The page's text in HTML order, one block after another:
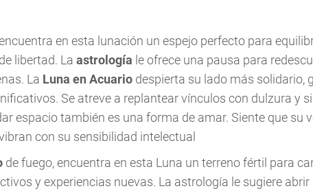
en esta lunación un espejo perfecto para
libertad. La astrología le ofrece una pausa para
La Luna en Acuario despierta su lado más solidario,
Se atreve a replantear vínculos con dulzura y
espacio también es una forma de amar. Siente que su
con su sensibilidad intelectual
de fuego, encuentra en esta Luna un terreno fértil para
y experiencias nuevas. La astrología le sugiere